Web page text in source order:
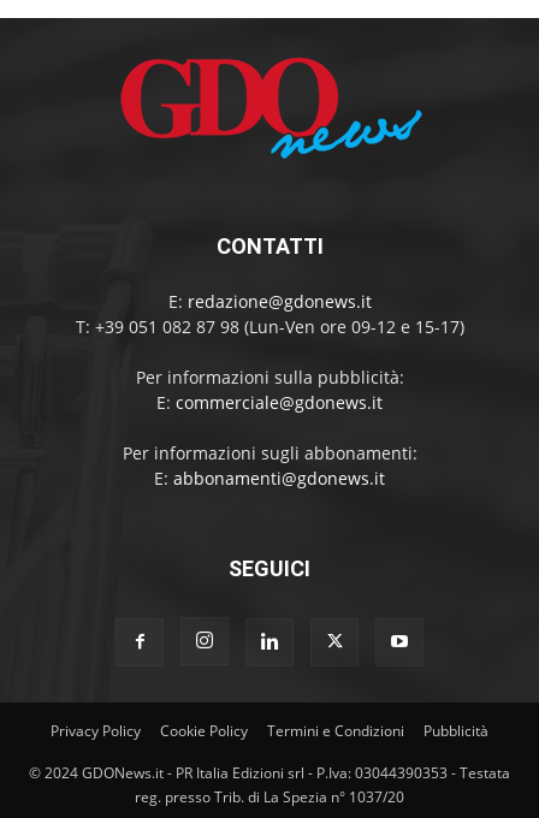
CONTATTI
E: redazione@gdonews.it
T: +39 051 082 87 98 (Lun-Ven ore 09-12 e 15-17)
Per informazioni sulla pubblicità:
E: commerciale@gdonews.it
Per informazioni sugli abbonamenti:
E: abbonamenti@gdonews.it
SEGUICI
Privacy Policy Cookie Policy Termini e Condizioni Pubblicità
© 2024 GDONews.it - PR Italia Edizioni srl - P.Iva: 03044390353 - Testata
reg. presso Trib. di La Spezia n° 1037/20